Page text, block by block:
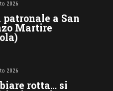
2026
patronale a San
Martire
2026
rotta… si